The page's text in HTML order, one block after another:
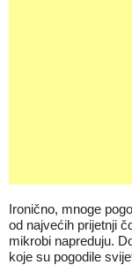
Ironično, mnoge
od najvećih prijetnji
mikrobi napreduju.
koje su pogodile